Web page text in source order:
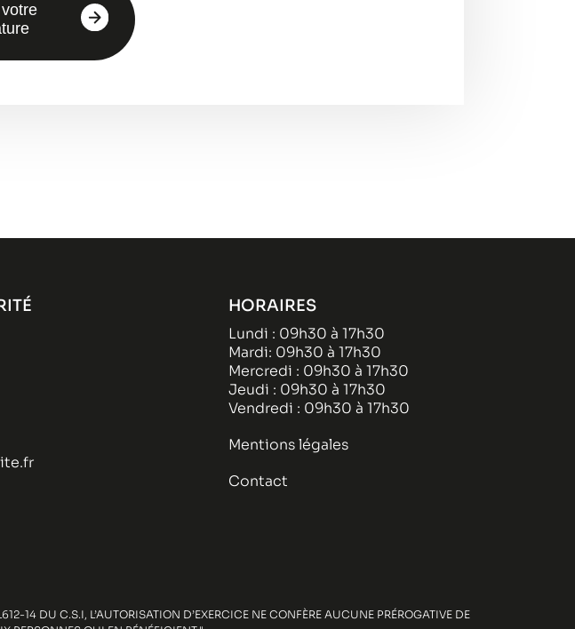
HORAIRES
Lundi : 09h30 à 17h30
Mardi: 09h30 à 17h30
Mercredi : 09h30 à 17h30
Jeudi : 09h30 à 17h30
Vendredi : 09h30 à 17h30
Mentions légales
Contact
DU C.S.I, L’AUTORISATION D’EXERCICE NE CONFÈRE AUCUNE PRÉROGATIVE DE